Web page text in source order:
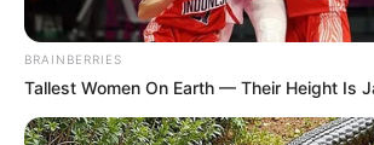
ปีลิงคู่สมพงศ์ปีงู
ปีไก่คู่สมพงศ์ปีมังกร
BRAINBERRIES
Tallest Women On Earth — Their Height Is